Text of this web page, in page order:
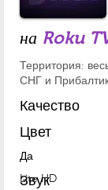
на Roku
Территория:
СНГ и
Качество
Цвет
Да
Lite HD
Звук